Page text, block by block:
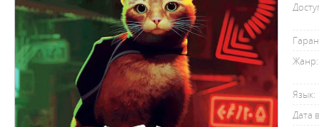
Жанр:
Язык:
Дата